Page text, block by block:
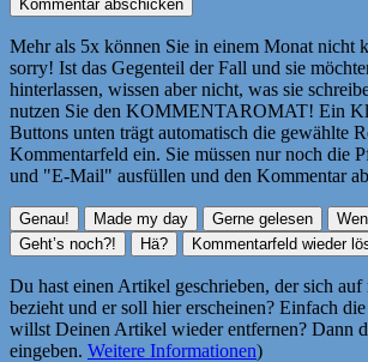
Mehr als 5x können Sie in einem Monat nicht
sorry! Ist das Gegenteil der Fall und sie
hinterlassen, wissen aber nicht, was sie
nutzen Sie den KOMMENTAROMAT! Ein
Buttons unten trägt automatisch die gewählte
Kommentarfeld ein. Sie müssen nur noch die
und "E-Mail" ausfüllen und den Kommentar
Du hast einen Artikel geschrieben, der sich
bezieht und er soll hier erscheinen? Einfach
willst Deinen Artikel wieder entfernen? Dann
eingeben. Weitere Informationen)